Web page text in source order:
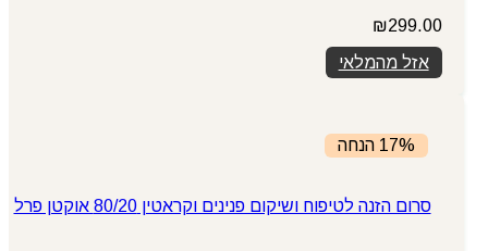
₪299.00
אזל מהמלאי
17% הנחה
סרום הזנה לטיפוח ושיקום פנינים וקראטין 80/20 אוקטן פרל